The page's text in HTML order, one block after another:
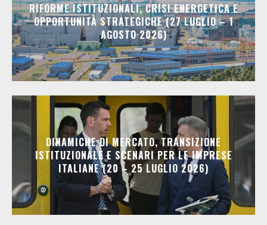
RIFORME ISTITUZIONALI, CRISI ENERGETICA E
OPPORTUNITÀ STRATEGICHE (27 LUGLIO – 1
AGOSTO 2026)
DINAMICHE DI MERCATO, TRANSIZIONE
ISTITUZIONALE E SCENARI PER LE IMPRESE
ITALIANE (20 – 25 LUGLIO 2026)